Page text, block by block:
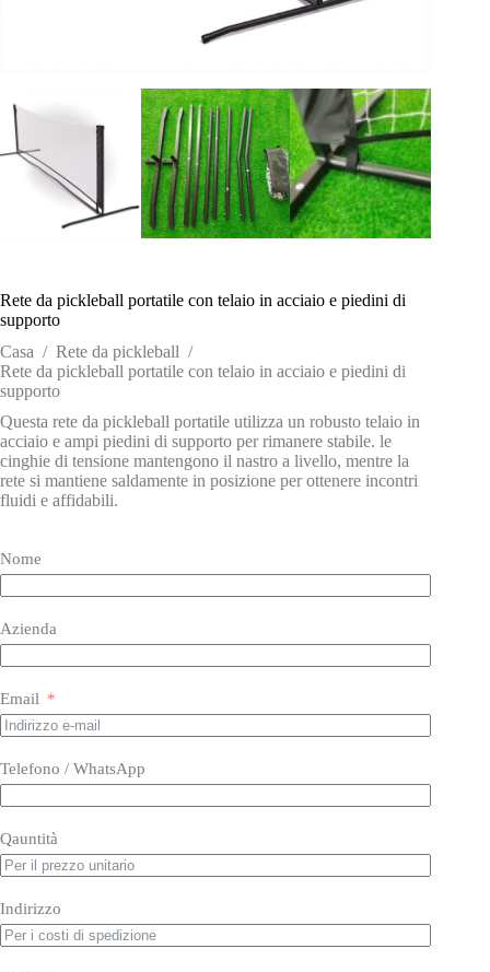
Rete da pickleball portatile con telaio in acciaio e piedini di
supporto
Casa / Rete da pickleball /
Rete da pickleball portatile con telaio in acciaio e piedini di
supporto
Questa rete da pickleball portatile utilizza un robusto telaio in
acciaio e ampi piedini di supporto per rimanere stabile. le
cinghie di tensione mantengono il nastro a livello, mentre la
rete si mantiene saldamente in posizione per ottenere incontri
fluidi e affidabili.
Nome
Azienda
Email
Telefono / WhatsApp
Qauntità
Indirizzo